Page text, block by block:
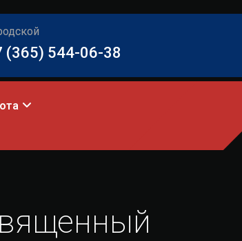
(365) 544-06-38